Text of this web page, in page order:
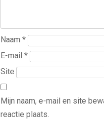
Naam *
E-mail *
Site
Mijn naam, e-mail en site
reactie plaats.